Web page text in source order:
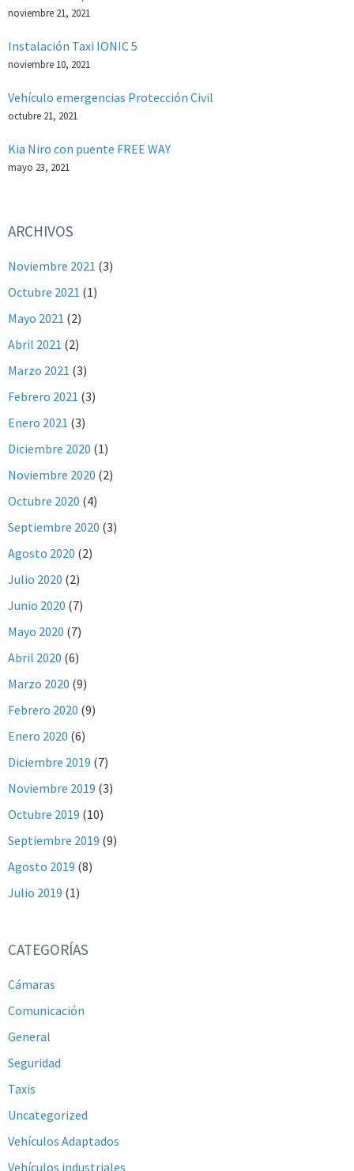
noviembre 21, 2021
Instalación Taxi IONIC 5
noviembre 10, 2021
Vehículo emergencias Protección Civil
octubre 21, 2021
Kia Niro con puente FREE WAY
mayo 23, 2021
ARCHIVOS
Noviembre 2021 (3)
Octubre 2021 (1)
Mayo 2021 (2)
Abril 2021 (2)
Marzo 2021 (3)
Febrero 2021 (3)
Enero 2021 (3)
Diciembre 2020 (1)
Noviembre 2020 (2)
Octubre 2020 (4)
Septiembre 2020 (3)
Agosto 2020 (2)
Julio 2020 (2)
Junio 2020 (7)
Mayo 2020 (7)
Abril 2020 (6)
Marzo 2020 (9)
Febrero 2020 (9)
Enero 2020 (6)
Diciembre 2019 (7)
Noviembre 2019 (3)
Octubre 2019 (10)
Septiembre 2019 (9)
Agosto 2019 (8)
Julio 2019 (1)
CATEGORÍAS
Cámaras
Comunicación
General
Seguridad
Taxis
Uncategorized
Vehículos Adaptados
Vehículos industriales